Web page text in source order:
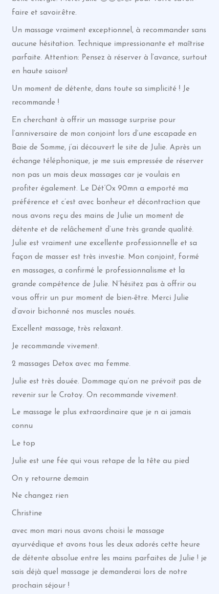
faire et savoir.être.
Un massage vraiment exceptionnel, à recommander sans
aucune hésitation. Technique impressionante et maîtrise
parfaite. Attention: Pensez à réserver à l’avance, surtout
en haute saison!
Un moment de détente, dans toute sa simplicité ! Je
recommande !
En cherchant à offrir un massage surprise pour
l’anniversaire de mon conjoint lors d’une escapade en
Baie de Somme, j’ai découvert le site de Julie. Après un
échange téléphonique, je me suis empressée de réserver
non pas un mais deux massages car je voulais en
profiter également. Le Dét’Ox 90mn a emporté ma
préférence et c’est avec bonheur et décontraction que
nous avons reçu des mains de Julie un moment de
détente et de relâchement d’une très grande qualité.
Julie est vraiment une excellente professionnelle et sa
façon de masser est très investie. Mon conjoint, formé
en massages, a confirmé le professionnalisme et la
grande compétence de Julie. N’hésitez pas à offrir ou
vous offrir un pur moment de bien-être. Merci Julie
d’avoir bichonné nos muscles noués.
Excellent massage, très relaxant.
Je recommande vivement.
2 massages Detox avec ma femme.
Julie est très douée. Dommage qu’on ne prévoit pas de
revenir sur le Crotoy. On recommande vivement.
Le massage le plus extraordinaire que je n ai jamais
connu
Le top
Julie est une fée qui vous retape de la tête au pied
On y retourne demain
Ne changez rien
Christine
avec mon mari nous avons choisi le massage
ayurvédique et avons tous les deux adorés cette heure
de détente absolue entre les mains parfaites de Julie ! je
sais déjà quel massage je demanderai lors de notre
prochain séjour !